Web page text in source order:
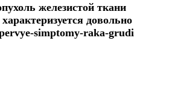
железистой ткани
характеризуется довольно